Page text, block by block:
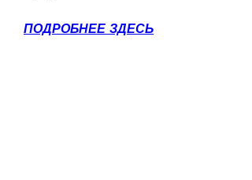
ПОДРОБНЕЕ ЗДЕСЬ